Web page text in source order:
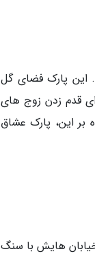
این پارک فضای گل
قدم زدن زوج های
این، پارک عشاق
خیابان هایش با سنگ